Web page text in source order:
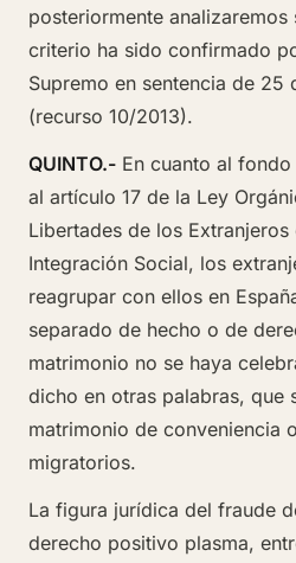
posteriormente analizaremos
criterio ha sido confirmado
Supremo en sentencia de 25
(recurso 10/2013).
QUINTO.- En cuanto al
al artículo 17 de la Ley
Libertades de los Extranjeros
Integración Social, los
reagrupar con ellos en
separado de hecho o de
matrimonio no se haya
dicho en otras palabras, que
matrimonio de conveniencia
migratorios.
La figura jurídica del fraude
derecho positivo plasma,